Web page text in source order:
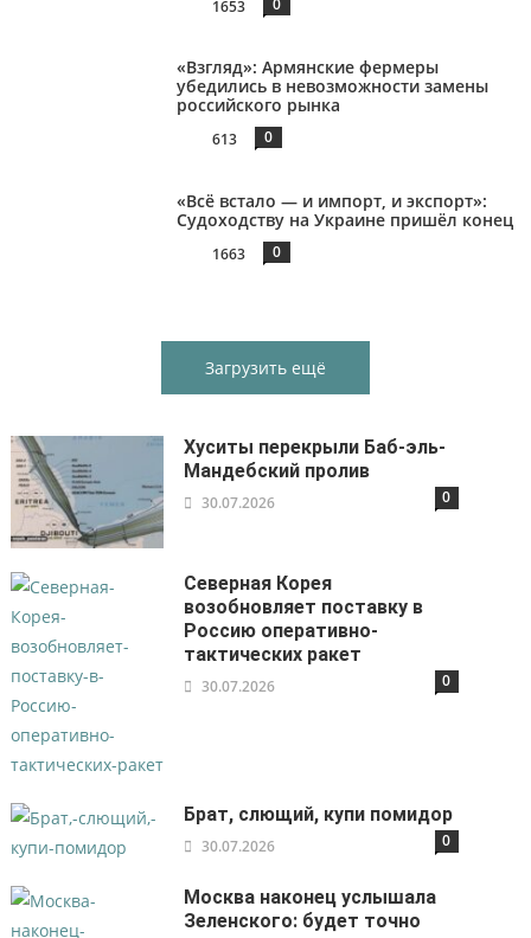
1653
«Взгляд»: Армянские фермеры
убедились в невозможности замены
российского рынка
613 0
«Всё встало — и импорт, и экспорт»:
Судоходству на Украине пришёл конец
1663 0
Загрузить ещё
Хуситы перекрыли Баб-эль-
Мандебский пролив
30.07.2026 0
Северная Корея
возобновляет поставку в
Россию оперативно-
тактических ракет
30.07.2026 0
Брат, слющий, купи помидор
30.07.2026 0
Москва наконец услышала
Зеленского: будет точно